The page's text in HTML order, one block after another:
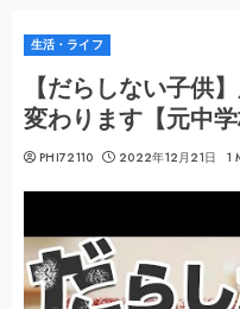
生活・ライフ
【だらしない子供
変わります【元中学
PHI72110 2022年12月21日 1